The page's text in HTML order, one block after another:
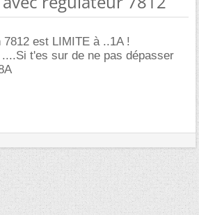
est LIMITE à ..1A !
t'es sur de ne pas dépasser